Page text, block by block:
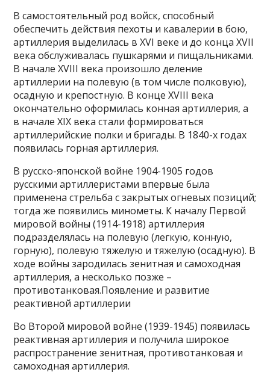
В самостоятельный род войск, способный
обеспечить действия пехоты и кавалерии в бою,
артиллерия выделилась в XVI веке и до конца XVII
века обслуживалась пушкарями и пищальниками.
В начале XVIII века произошло деление
артиллерии на полевую (в том числе полковую),
осадную и крепостную. В конце XVIII века
окончательно оформилась конная артиллерия, а
в начале XIX века стали формироваться
артиллерийские полки и бригады. В 1840-х годах
появилась горная артиллерия.
В русско-японской войне 1904-1905 годов
русскими артиллеристами впервые была
применена стрельба с закрытых огневых позиций;
тогда же появились минометы. К началу Первой
мировой войны (1914-1918) артиллерия
подразделялась на полевую (легкую, конную,
горную), полевую тяжелую и тяжелую (осадную). В
ходе войны зародилась зенитная и самоходная
артиллерия, а несколько позже –
противотанковая.Появление и развитие
реактивной артиллерии
Во Второй мировой войне (1939-1945) появилась
реактивная артиллерия и получила широкое
распространение зенитная, противотанковая и
самоходная артиллерия.